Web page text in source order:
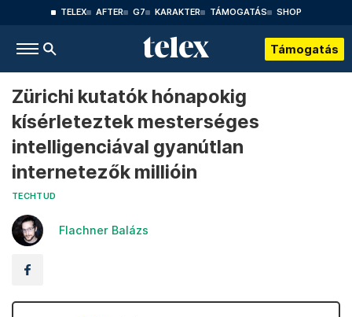
TELEX AFTER G7 KARAKTER TÁMOGATÁS SHOP
Támogatás
Zürichi kutatók hónapokig
kísérleteztek mesterséges
intelligenciával gyanútlan
internetezők millióin
TECHTUD
Flachner Balázs